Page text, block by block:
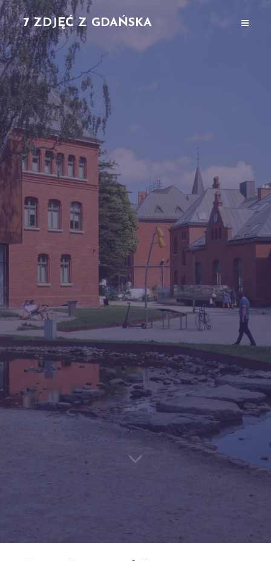
7 ZDJĘĆ Z GDAŃSKA